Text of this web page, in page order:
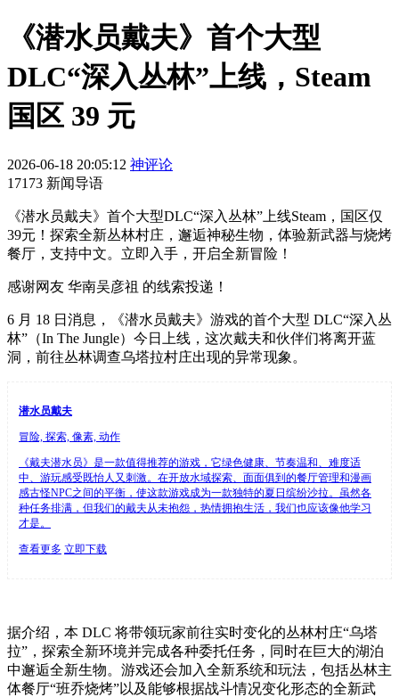
《潜水员戴夫》首个大型
DLC“深入丛林”上线，Steam
国区 39 元
2026-06-18 20:05:12 神评论
17173 新闻导语
《潜水员戴夫》首个大型DLC“深入丛林”上线Steam，国区仅
39元！探索全新丛林村庄，邂逅神秘生物，体验新武器与烧烤
餐厅，支持中文。立即入手，开启全新冒险！
感谢网友 华南吴彦祖 的线索投递！
6 月 18 日消息，《潜水员戴夫》游戏的首个大型 DLC“深入丛
林”（In The Jungle）今日上线，这次戴夫和伙伴们将离开蓝
洞，前往丛林调查乌塔拉村庄出现的异常现象。
潜水员戴夫
冒险, 探索, 像素, 动作
《戴夫潜水员》是一款值得推荐的游戏，它绿色健康、节奏温和、难度适
中、游玩感受既怡人又刺激。在开放水域探索、面面俱到的餐厅管理和漫画
感古怪NPC之间的平衡，使这款游戏成为一款独特的夏日缤纷沙拉。虽然各
种任务排满，但我们的戴夫从未抱怨，热情拥抱生活，我们也应该像他学习
才是。
查看更多 立即下载
据介绍，本 DLC 将带领玩家前往实时变化的丛林村庄“乌塔
拉”，探索全新环境并完成各种委托任务，同时在巨大的湖泊
中邂逅全新生物。游戏还会加入全新系统和玩法，包括丛林主
体餐厅“班乔烧烤”以及能够根据战斗情况变化形态的全新武